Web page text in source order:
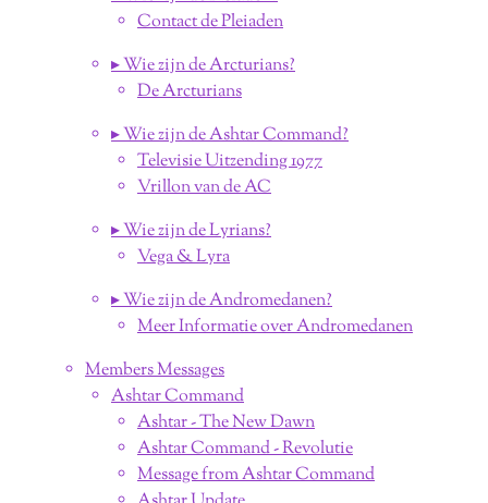
Contact de Pleiaden
▸ Wie zijn de Arcturians?
De Arcturians
▸ Wie zijn de Ashtar Command?
Televisie Uitzending 1977
Vrillon van de AC
▸ Wie zijn de Lyrians?
Vega & Lyra
▸ Wie zijn de Andromedanen?
Meer Informatie over Andromedanen
Members Messages
Ashtar Command
Ashtar - The New Dawn
Ashtar Command - Revolutie
Message from Ashtar Command